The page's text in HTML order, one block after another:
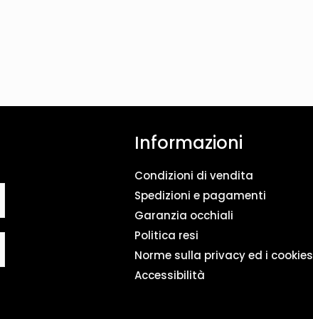
Informazioni
Condizioni di vendita
Spedizioni e pagamenti
Garanzia occhiali
Politica resi
Norme sulla privacy ed i cookies
Accessibilità